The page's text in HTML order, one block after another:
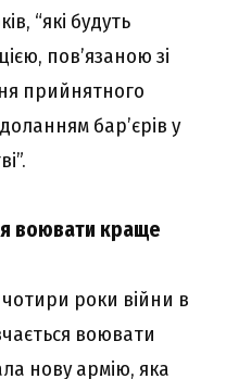
“які будуть
пов’язаною зі
прийнятного
бар’єрів у
воювати краще
роки війни в
воювати
нову армію, яка